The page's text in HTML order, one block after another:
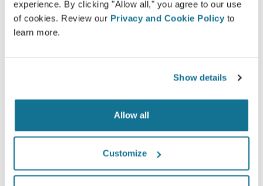
experience. By clicking "Allow all," you agree to our use
of cookies. Review our Privacy and Cookie Policy to
learn more.
Show details
Allow all
Customize
simulation 3D de leur propre corps ou visage.
Confiance
Une implication dans le processus de décision